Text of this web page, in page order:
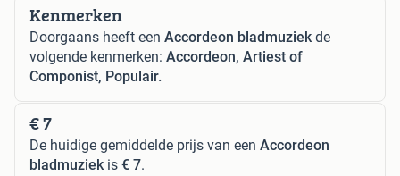
Kenmerken
Doorgaans heeft een Accordeon bladmuziek de
volgende kenmerken: Accordeon, Artiest of
Componist, Populair.
€ 7
De huidige gemiddelde prijs van een Accordeon
bladmuziek is € 7.